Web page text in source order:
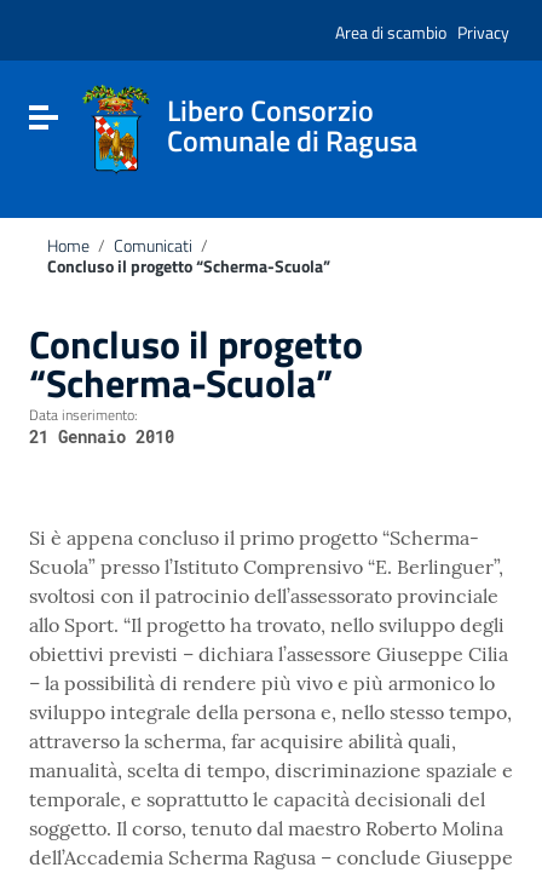
sito
include
Vai al footer
Area di scambio Privacy
Attiva / disattiva la navigazione
Libero Consorzio
Comunale di Ragusa
Home / Comunicati /
Concluso il progetto “Scherma-Scuola”
Concluso il progetto
“Scherma-Scuola”
Data inserimento:
21 Gennaio 2010
Si è appena concluso il primo progetto “Scherma-
Scuola” presso l’Istituto Comprensivo “E. Berlinguer”,
svoltosi con il patrocinio dell’assessorato provinciale
allo Sport. “Il progetto ha trovato, nello sviluppo degli
obiettivi previsti – dichiara l’assessore Giuseppe Cilia
– la possibilità di rendere più vivo e più armonico lo
sviluppo integrale della persona e, nello stesso tempo,
attraverso la scherma, far acquisire abilità quali,
manualità, scelta di tempo, discriminazione spaziale e
temporale, e soprattutto le capacità decisionali del
soggetto. Il corso, tenuto dal maestro Roberto Molina
dell’Accademia Scherma Ragusa – conclude Giuseppe